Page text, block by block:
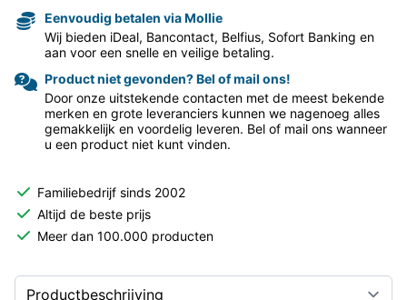
Eenvoudig betalen via Mollie
Wij bieden iDeal, Bancontact, Belfius, Sofort Banking en
aan voor een snelle en veilige betaling.
Product niet gevonden? Bel of mail ons!
Door onze uitstekende contacten met de meest bekende
merken en grote leveranciers kunnen we nagenoeg alles
gemakkelijk en voordelig leveren. Bel of mail ons wanneer
u een product niet kunt vinden.
Familiebedrijf sinds 2002
Altijd de beste prijs
Meer dan 100.000 producten